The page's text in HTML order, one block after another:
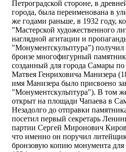
Петроградской стороне, в
города, была переименована в
же годами раньше, в 1932 году,
"Мастерской художественного
наглядной агитации и
"Монументскульптура") получил
бронзе многофигурный
созданный для города Самары по
Матвея Генриховича Манизера
имя Манизера было присвоено
"Монументскульптура"). В том
открыт на площади Чапаева в
Незадолго до отправки
посетил первый секретарь
партии Сергей Миронович
что именно он поручил
бронзовую копию монумента